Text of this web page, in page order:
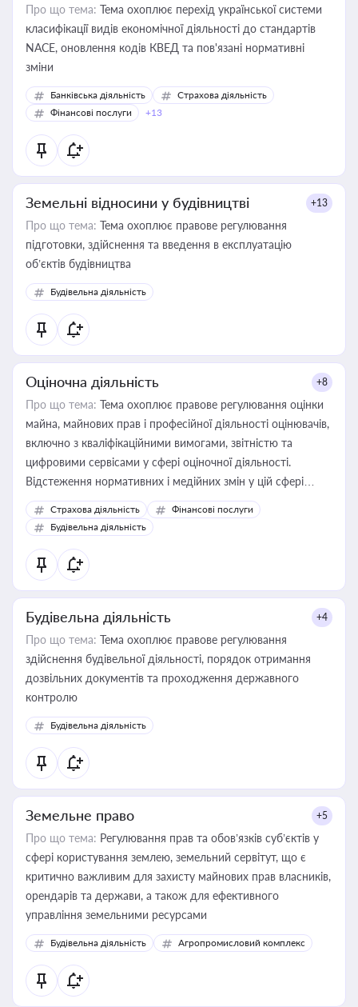
Про що тема: Тема охоплює перехід української системи
класифікації видів економічної діяльності до стандартів
NACE, оновлення кодів КВЕД та пов'язані нормативні
зміни
Банківська діяльність
Страхова діяльність
Фінансові послуги
+13
Земельні відносини у будівництві +13
Про що тема: Тема охоплює правове регулювання
підготовки, здійснення та введення в експлуатацію
об’єктів будівництва
Будівельна діяльність
Оціночна діяльність +8
Про що тема: Тема охоплює правове регулювання оцінки
майна, майнових прав і професійної діяльності оцінювачів,
включно з кваліфікаційними вимогами, звітністю та
цифровими сервісами у сфері оціночної діяльності.
Відстеження нормативних і медійних змін у цій сфері
корисне для власника бізнесу, керівника, юриста або
бухгалтера під час оподаткування, приватизації, оренди
державного майна, корпоративних угод і перевірки
статусу суб'єктів оціночної діяльності
Страхова діяльність
Фінансові послуги
Будівельна діяльність
Будівельна діяльність +4
Про що тема: Тема охоплює правове регулювання
здійснення будівельної діяльності, порядок отримання
дозвільних документів та проходження державного
контролю
Будівельна діяльність
Земельне право +5
Про що тема: Регулювання прав та обов’язків суб’єктів у
сфері користування землею, земельний сервітут, що є
критично важливим для захисту майнових прав власників,
орендарів та держави, а також для ефективного
управління земельними ресурсами
Будівельна діяльність Агропромисловий комплекс